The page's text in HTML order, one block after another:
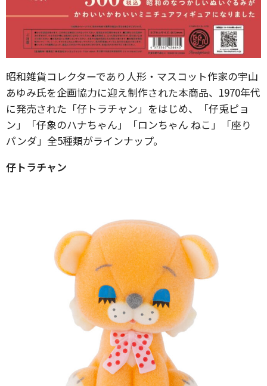
昭和雑貨コレクターであり人形・マスコット作家の宇山
あゆみ氏を企画協力に迎え制作された本商品、1970年代
に発売された「仔トラチャン」をはじめ、「仔兎ピョ
ン」「仔象のハナちゃん」「ロンちゃん ねこ」「座り
パンダ」全5種類がラインナップ。
仔トラチャン